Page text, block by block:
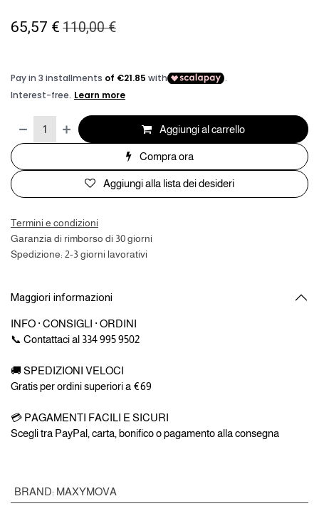
65,57 € 110,00€
Aggiungi al carrello
Compra ora
Aggiungi alla lista dei desideri
Termini e condizioni
Garanzia di rimborso di 30 giorni
Spedizione: 2-3 giorni lavorativi
Maggiori informazioni
INFO · CONSIGLI · ORDINI
📞 Contattaci al 334 995 9502
🚚 SPEDIZIONI VELOCI
Gratis per ordini superiori a €69
💳 PAGAMENTI FACILI E SICURI
Scegli tra PayPal, carta, bonifico o pagamento alla consegna
BRAND: MAXYMOVA